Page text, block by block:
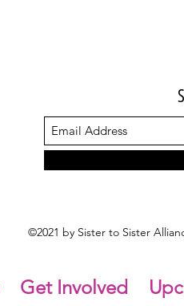
©2021 by Sister to Sister
Get Involved